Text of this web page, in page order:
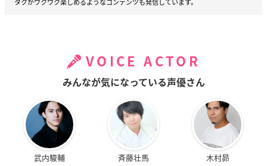
タクがワクワク楽しめるようなコンテンツも発信しています。
VOICE ACTOR
みんなが気になっている声優さん
武内駿輔 斉藤壮馬 木村昴